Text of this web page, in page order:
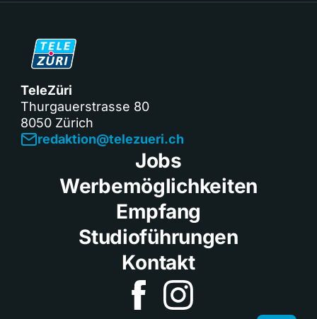
TeleZüri
Thurgauerstrasse 80
8050 Zürich
redaktion@telezueri.ch
Jobs
Werbemöglichkeiten
Empfang
Studioführungen
Kontakt